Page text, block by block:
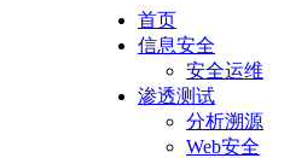
首页
信息安全
安全运维
渗透测试
分析溯源
Web安全